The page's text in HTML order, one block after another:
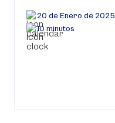
20 de Enero de 2025
10 minutos